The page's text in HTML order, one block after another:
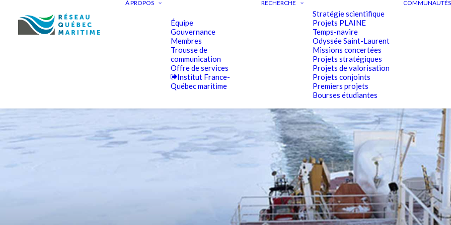
À PROPOS
Équipe
Gouvernance
Membres
Trousse de
communication
Offre de services
Institut France-
Québec maritime
RECHERCHE
Stratégie scientifique
Projets PLAINE
Temps-navire
Odyssée Saint-Laurent
Missions concertées
Projets stratégiques
Projets de valorisation
Projets conjoints
Premiers projets
Bourses étudiantes
COMMUNAUTÉS